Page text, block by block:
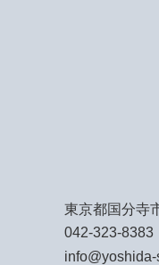
東京都国分寺
042-323-8383